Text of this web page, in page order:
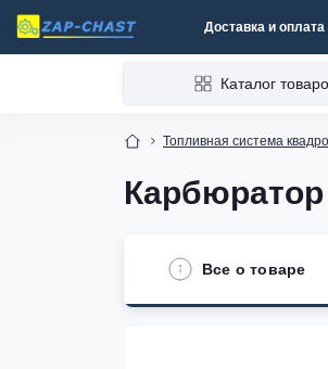
Доставка и оплата
Каталог
Топливная система
Карбюратор
Все о товаре